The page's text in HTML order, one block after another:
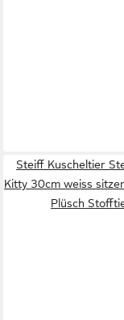
Steiff Kuscheltier
Kitty 30cm weiss
Plüsch